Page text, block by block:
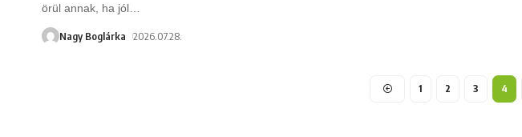
örül annak, ha jól
Nagy Boglárka 2026.07.28.
1 2 3 4